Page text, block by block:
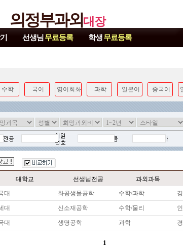
의정부과외대장
선생님 무료등록 학생무료등록
수학 국어 영어회화 과학 일본어 중국어
대학교 선생님전공 과외과목
대 화공생물공학 수학/과학
대 신소재공학 수학/물리
대 생명공학 과학
1